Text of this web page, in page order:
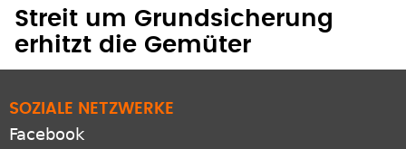
Streit um Grundsicherung
erhitzt die Gemüter
SOZIALE NETZWERKE
Facebook